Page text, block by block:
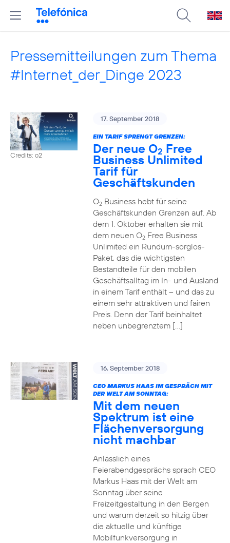
Pressemitteilungen zum Thema
#Internet_der_Dinge 2023
Credits: o2
17. September 2018
EIN TARIF SPRENGT GRENZEN:
Der neue O2 Free
Business Unlimited
Tarif für
Geschäftskunden
O2Business hebt für seine
Geschäftskunden Grenzen auf. Ab
dem 1. Oktober erhalten sie mit
dem neuen O2Free Business
Unlimited ein Rundum-sorglos-
Paket, das die wichtigsten
Bestandteile für den mobilen
Geschäftsalltag im In- und Ausland
in einem Tarif enthält – und das zu
einem sehr attraktiven und fairen
Preis. Denn der Tarif beinhaltet
neben unbegrenztem […]
16. September 2018
CEO MARKUS HAAS IM GESPRÄCH MIT
DER WELT AM SONNTAG:
Mit dem neuen
Spektrum ist eine
Flächenversorgung
nicht machbar
Anlässlich eines
Feierabendgesprächs sprach CEO
Markus Haas mit der Welt am
Sonntag über seine
Freizeitgestaltung in den Bergen
und warum derzeit so hitzig über
die aktuelle und künftige
Mobilfunkversorgung in